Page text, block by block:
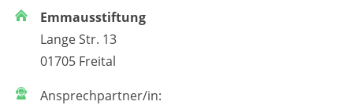
Emmausstiftung
Lange Str. 13
01705 Freital
Ansprechpartner/in: